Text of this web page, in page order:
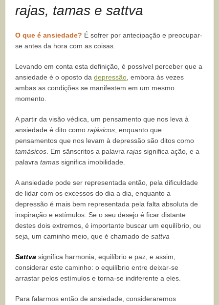
rajas, tamas e sattva
O que é ansiedade? É sofrer por antecipação e preocupar-
se antes da hora com as coisas.
Levando em conta esta definição, é possível perceber que a
ansiedade é o oposto dadepressão, embora às vezes
ambas as condições se manifestem em um mesmo
momento.
A partir da visão védica, um pensamento que nos leva à
ansiedade é dito comorajásicos, enquanto que
pensamentos que nos levam à depressão são ditos como
tamásicos. Em sânscritos a palavrarajas significa ação, e a
palavratamas significa imobilidade.
A ansiedade pode ser representada então, pela dificuldade
de lidar com os excessos do dia a dia, enquanto a
depressão é mais bem representada pela falta absoluta de
inspiração e estímulos. Se o seu desejo é ficar distante
destes dois extremos, é importante buscar um equilíbrio, ou
seja, um caminho meio, que é chamado desattva
Sattva significa harmonia, equilíbrio e paz, e assim,
considerar este caminho: o equilíbrio entre deixar-se
arrastar pelos estímulos e torna-se indiferente a eles.
Para falarmos então de ansiedade, consideraremos